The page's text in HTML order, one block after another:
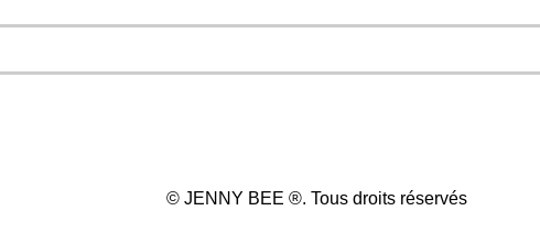
©️ JENNY BEE ®️. Tous droits réservés